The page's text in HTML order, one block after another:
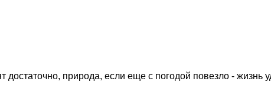
природа, если еще с погодой повезло - жизнь